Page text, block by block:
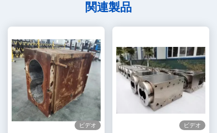
関連製品
ビデオ ビデオ